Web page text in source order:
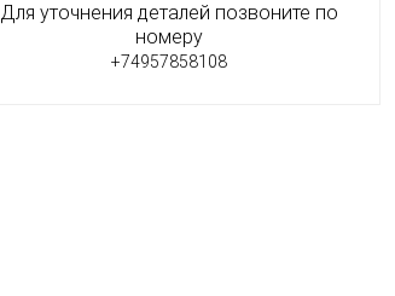
Для уточнения деталей позвоните по
номеру
+74957858108